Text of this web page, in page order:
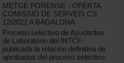
METGE FORENSE - OFERTA
COMISSIÓ DE SERVEIS CS
12/2022 A BADALONA
Proceso selectivo de Ayudantes
de Laboratorio del INTCF:
publicada la relación definitiva de
aprobados del proceso selectivo